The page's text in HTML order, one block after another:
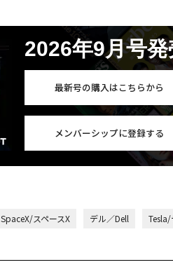
2026年9月号発
最新号の購入はこちらから
メンバーシップに登録する
SpaceX/スペースX デル／Dell